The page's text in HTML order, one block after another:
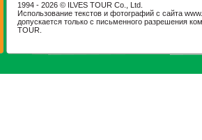
1994 - 2026 © ILVES TOUR Co., Ltd.
Использование текстов и фотографий с сайта
допускается только с письменного разрешения
TOUR.